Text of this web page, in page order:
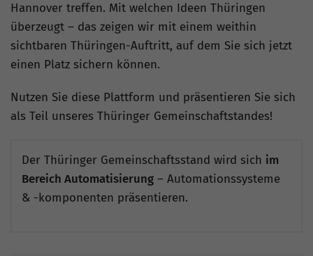
Hannover treffen. Mit welchen Ideen Thüringen
überzeugt – das zeigen wir mit einem weithin
sichtbaren Thüringen-Auftritt, auf dem Sie sich jetzt
einen Platz sichern können.
Nutzen Sie diese Plattform und präsentieren Sie sich
als Teil unseres Thüringer Gemeinschaftstandes!
Der Thüringer Gemeinschaftsstand wird sich im
Bereich Automatisierung – Automationssysteme
& -komponenten präsentieren.